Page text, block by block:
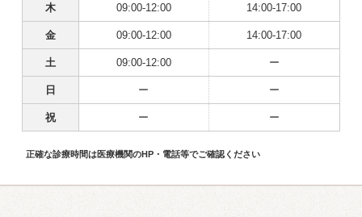
木 09:00-12:00 14:00-17:00
金 09:00-12:00 14:00-17:00
土 09:00-12:00 ー
日 ー ー
祝 ー ー
正確な診療時間は医療機関のHP・電話等でご確認ください